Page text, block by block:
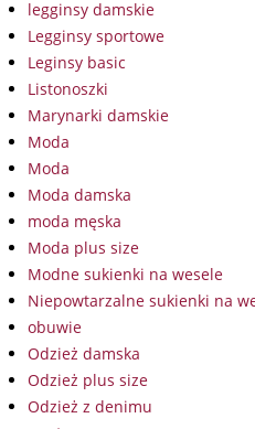
legginsy damskie
Legginsy sportowe
Leginsy basic
Listonoszki
Marynarki damskie
Moda
Moda
Moda damska
moda męska
Moda plus size
Modne sukienki na wesele
Niepowtarzalne sukienki na
obuwie
Odzież damska
Odzież plus size
Odzież z denimu